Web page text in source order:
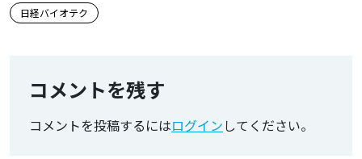
この記事のタグ
日経バイオテク
コメントを残す
コメントを投稿するにはログインしてください。